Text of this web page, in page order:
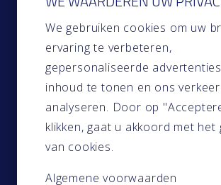
Snel naar
Home
Over ons
Contact
Projecten
Blog
We gebruiken cookies om uw
ervaring te verbeteren,
gepersonaliseerde
inhoud te tonen en ons
analyseren. Door op
klikken, gaat u akkoord met het
van cookies.
Algemene voorwaarden